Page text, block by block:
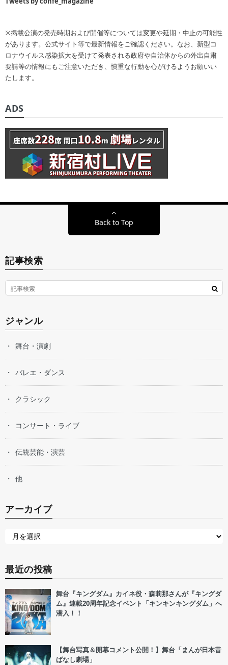
※掲載公演の発売時期および開催等については変更や延期・中止の可能性
があります。公式サイト等で最新情報をご確認ください。なお、新型コ
ロナウイルス感染拡大を受けて発表される政府や自治体からの外出自粛
要請等の情報にもご注意いただき、慎重な行動を心がけるようお願いい
たします。
ADS
Back to Top
記事検索
ジャンル
舞台・演劇
バレエ・ダンス
クラシック
コンサート・ライブ
伝統芸能・演芸
他
アーカイブ
最近の投稿
舞台『キングダム』カイネ役・森莉那さんが『キングダ
ム』連載20周年記念イベント「キンキンキングダム」へ
潜入！！
【舞台写真＆開幕コメント公開！】舞台「まんが日本昔
ばなし劇場」